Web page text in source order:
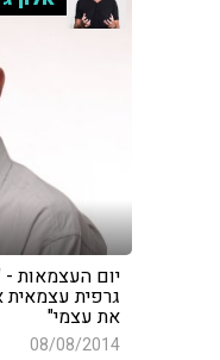
יום העצמאות -
גרפית עצמאית
את עצמי"
08/08/2014